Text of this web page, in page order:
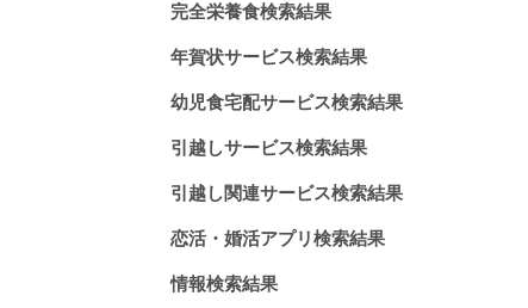
完全栄養食検索結果
年賀状サービス検索結果
幼児食宅配サービス検索結果
引越しサービス検索結果
引越し関連サービス検索結果
恋活・婚活アプリ検索結果
情報検索結果